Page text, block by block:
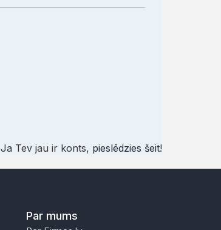
Ja Tev jau ir konts, pieslēdzies šeit!
Par mums